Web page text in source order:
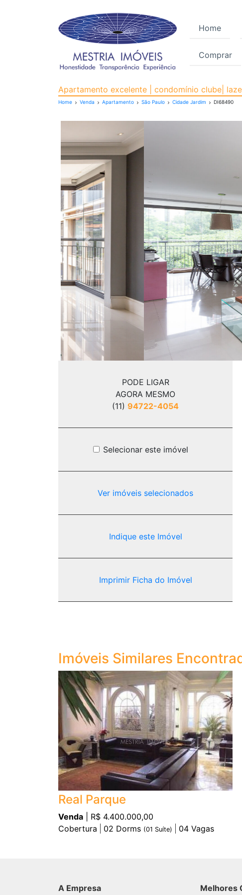
Home
Comprar
Apartamento para
Apartamento excelente | condomínio clube|
Home Venda Apartamento São Paulo Cidade Jardim DI68490
Previous
PODE LIGAR
AGORA MESMO
(11) 94722-4054
Selecionar este imóvel
Ver imóveis selecionados
Indique este Imóvel
Imprimir Ficha do Imóvel
Imóveis Similares
Real Parque
Venda | R$ 4.400.000,00
Cobertura
02 Dorms (01 Suíte) 04 Vagas
A Empresa Melhores